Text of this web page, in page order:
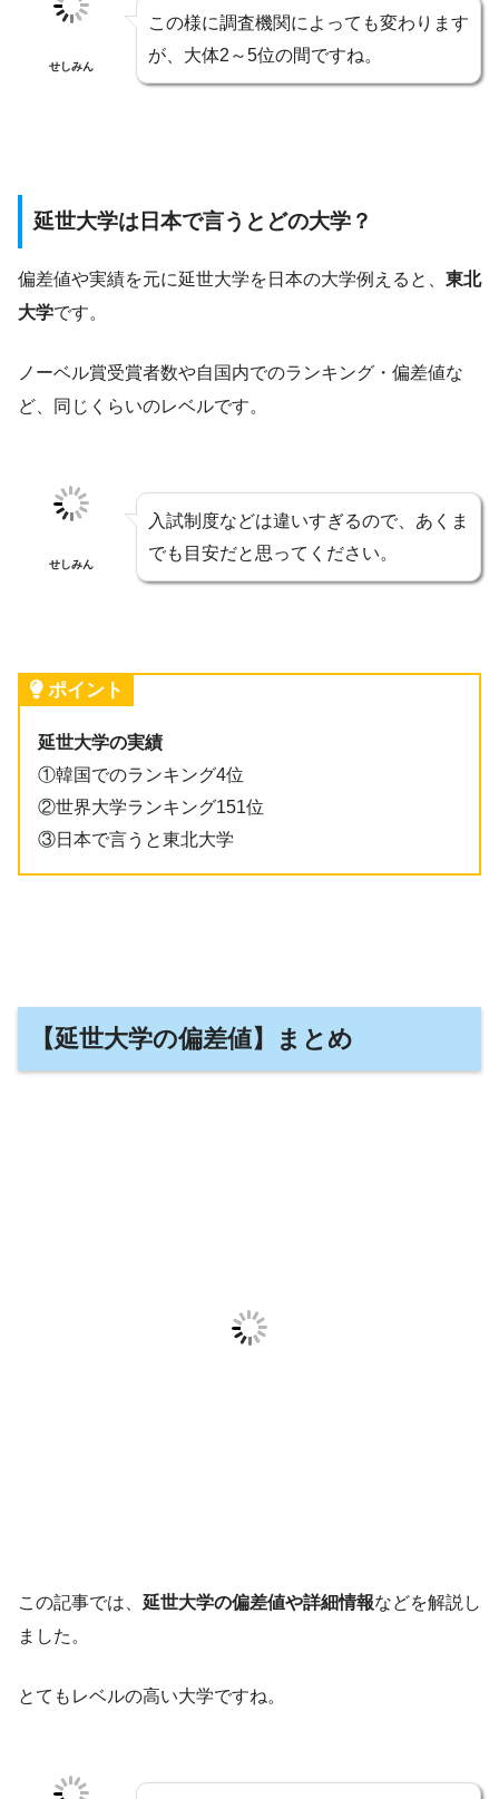
せしみん
この様に調査機関によっても変わります
が、大体2～5位の間ですね。
延世大学は日本で言うとどの大学？
偏差値や実績を元に延世大学を日本の大学例えると、 東北
大学です。
ノーベル賞受賞者数や自国内でのランキング・偏差値な
ど、同じくらいのレベルです。
せしみん
入試制度などは違いすぎるので、あくま
でも目安だと思ってください。
ポイント
延世大学の実績
①韓国でのランキング4位
②世界大学ランキング151位
③日本で言うと東北大学
【延世大学の偏差値】まとめ
この記事では、 延世大学の偏差値や詳細情報などを解説し
ました。
とてもレベルの高い大学ですね。